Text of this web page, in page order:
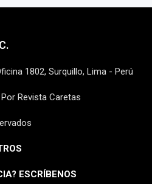
1802, Surquillo, Lima - Perú
Revista Caretas
ESCRÍBENOS